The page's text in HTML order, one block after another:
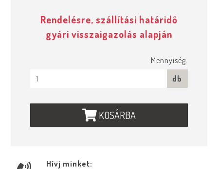
Rendelésre, szállítási határidő
gyári visszaigazolás alapján
Mennyiség:
db
KOSÁRBA
Hívj minket: